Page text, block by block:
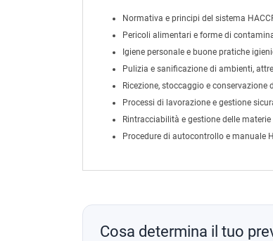
Normativa e principi del sistema
Pericoli alimentari e forme di
Igiene personale e buone pratiche
Pulizia e sanificazione di ambienti,
Ricezione, stoccaggio e conservazione
Processi di lavorazione e gestione
Rintracciabilità e gestione delle
Procedure di autocontrollo e manuale
Cosa determina il tuo